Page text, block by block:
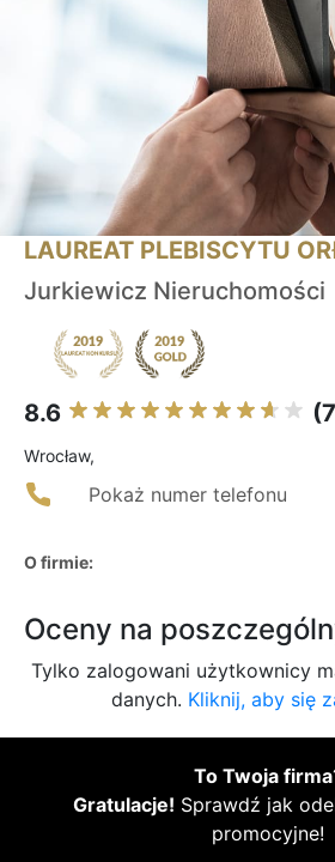
LAUREAT PLEBISCYTU
Jurkiewicz Nieruchomości
8.6
Wrocław,
Pokaż numer telefonu
O firmie:
Oceny na
Tylko zalogowani użytkownicy
danych. Kliknij, aby się
To Twoja firma
Gratulacje! Sprawdź jak
promocyjne!